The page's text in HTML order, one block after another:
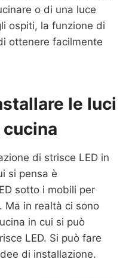
o di una luce
ospiti, la funzione di
ottenere facilmente
le luci
cucina
di strisce LED in
si pensa è
sotto i mobili per
Ma in realtà ci sono
in cui si può
LED. Si può fare
di installazione.